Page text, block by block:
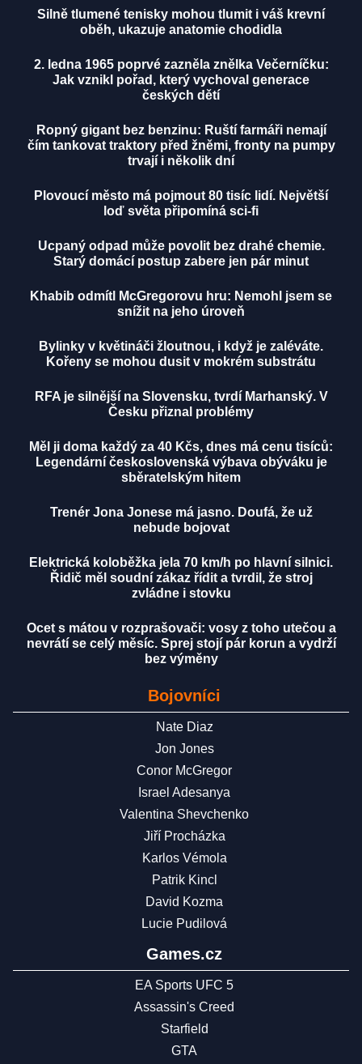
Silně tlumené tenisky mohou tlumit i váš krevní
oběh, ukazuje anatomie chodidla
2. ledna 1965 poprvé zazněla znělka Večerníčku:
Jak vznikl pořad, který vychoval generace
českých dětí
Ropný gigant bez benzinu: Ruští farmáři nemají
čím tankovat traktory před žněmi, fronty na pumpy
trvají i několik dní
Plovoucí město má pojmout 80 tisíc lidí. Největší
loď světa připomíná sci-fi
Ucpaný odpad může povolit bez drahé chemie.
Starý domácí postup zabere jen pár minut
Khabib odmítl McGregorovu hru: Nemohl jsem se
snížit na jeho úroveň
Bylinky v květináči žloutnou, i když je zaléváte.
Kořeny se mohou dusit v mokrém substrátu
RFA je silnější na Slovensku, tvrdí Marhanský. V
Česku přiznal problémy
Měl ji doma každý za 40 Kčs, dnes má cenu tisíců:
Legendární československá výbava obýváku je
sběratelským hitem
Trenér Jona Jonese má jasno. Doufá, že už
nebude bojovat
Elektrická koloběžka jela 70 km/h po hlavní silnici.
Řidič měl soudní zákaz řídit a tvrdil, že stroj
zvládne i stovku
Ocet s mátou v rozprašovači: vosy z toho utečou a
nevrátí se celý měsíc. Sprej stojí pár korun a vydrží
bez výměny
Bojovníci
Nate Diaz
Jon Jones
Conor McGregor
Israel Adesanya
Valentina Shevchenko
Jiří Procházka
Karlos Vémola
Patrik Kincl
David Kozma
Lucie Pudilová
Games.cz
EA Sports UFC 5
Assassin's Creed
Starfield
GTA